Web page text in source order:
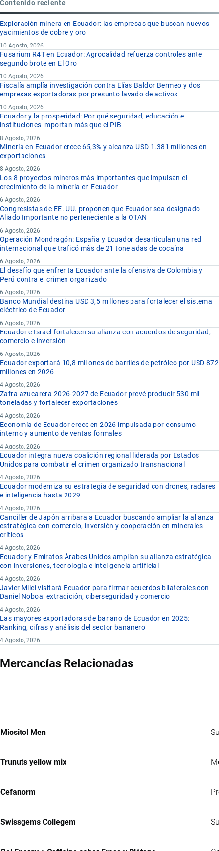
Contenido reciente
Exploración minera en Ecuador: las empresas que buscan nuevos
yacimientos de cobre y oro
10 Agosto, 2026
Fusarium R4T en Ecuador: Agrocalidad refuerza controles ante
segundo brote en El Oro
10 Agosto, 2026
Fiscalía amplía investigación contra Elías Baldor Bermeo y dos
empresas exportadoras por presunto lavado de activos
10 Agosto, 2026
Ecuador y la prosperidad: Por qué seguridad, educación e
instituciones importan más que el PIB
8 Agosto, 2026
Minería en Ecuador crece 65,3% y alcanza USD 1.381 millones en
exportaciones
8 Agosto, 2026
Los 8 proyectos mineros más importantes que impulsan el
crecimiento de la minería en Ecuador
6 Agosto, 2026
Congresistas de EE. UU. proponen que Ecuador sea designado
Aliado Importante no perteneciente a la OTAN
6 Agosto, 2026
Operación Mondragón: España y Ecuador desarticulan una red
internacional que traficó más de 21 toneladas de cocaína
6 Agosto, 2026
El desafío que enfrenta Ecuador ante la ofensiva de Colombia y
Perú contra el crimen organizado
6 Agosto, 2026
Banco Mundial destina USD 3,5 millones para fortalecer el sistema
eléctrico de Ecuador
6 Agosto, 2026
Ecuador e Israel fortalecen su alianza con acuerdos de seguridad,
comercio e inversión
6 Agosto, 2026
Ecuador exportará 10,8 millones de barriles de petróleo por USD 872
millones en 2026
4 Agosto, 2026
Zafra azucarera 2026-2027 de Ecuador prevé producir 530 mil
toneladas y fortalecer exportaciones
4 Agosto, 2026
Economía de Ecuador crece en 2026 impulsada por consumo
interno y aumento de ventas formales
4 Agosto, 2026
Ecuador integra nueva coalición regional liderada por Estados
Unidos para combatir el crimen organizado transnacional
4 Agosto, 2026
Ecuador moderniza su estrategia de seguridad con drones, radares
e inteligencia hasta 2029
4 Agosto, 2026
Canciller de Japón arribara a Ecuador buscando ampliar la alianza
estratégica con comercio, inversión y cooperación en minerales
críticos
4 Agosto, 2026
Ecuador y Emiratos Árabes Unidos amplían su alianza estratégica
con inversiones, tecnología e inteligencia artificial
4 Agosto, 2026
Javier Milei visitará Ecuador para firmar acuerdos bilaterales con
Daniel Noboa: extradición, ciberseguridad y comercio
4 Agosto, 2026
Las mayores exportadoras de banano de Ecuador en 2025:
Ranking, cifras y análisis del sector bananero
4 Agosto, 2026
Mercancías Relacionadas
Miositol Men
Trunuts yellow mix
Cefanorm
Swissgems Collegem